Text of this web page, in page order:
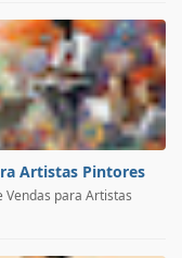
Artistas Pintores
Vendas para Artistas